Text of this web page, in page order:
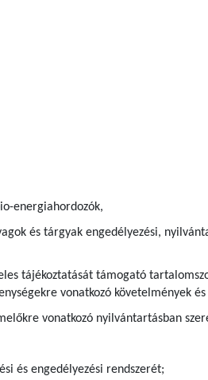
energiahordozók,
és tárgyak engedélyezési,
tájékoztatását támogató
vonatkozó követelmények
vonatkozó nyilvántartásban
és engedélyezési rendszerét;